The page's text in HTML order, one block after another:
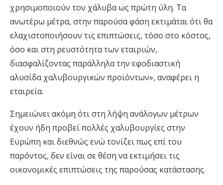
χρησιμοποιούν τον χάλυβα ως πρώτη ύλη. Τα
ανωτέρω μέτρα, στην παρούσα φάση εκτιμάται ότι θα
ελαχιστοποιήσουν τις επιπτώσεις, τόσο στο κόστος,
όσο και στη ρευστότητα των εταιριών,
διασφαλίζοντας παράλληλα την εφοδιαστική
αλυσίδα χαλυβουργικών προϊόντων», αναφέρει η
εταιρεία.
Σημειώνει ακόμη ότι στη λήψη ανάλογων μέτρων
έχουν ήδη προβεί πολλές χαλυβουργίες στην
Ευρώπη και διεθνώς ενώ τονίζει πως επί του
παρόντος, δεν είναι σε θέση να εκτιμήσει τις
οικονομικές επιπτώσεις της παρούσας κατάστασης.